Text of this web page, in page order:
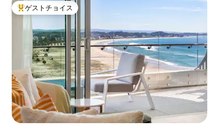
大好評のゲストチョイスです。
ゲストチョイス